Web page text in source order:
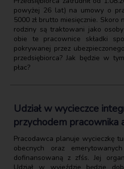
powyżej 26 lat) na umowy o
5000 zł brutto miesięcznie. Skoro
rodziny są traktowani jako
obie te pracownice składki
pokrywanej przez
przedsiębiorca? Jak będzie w
płac?
Udział w wycieczce
przychodem pracownika
Pracodawca planuje wycieczkę
obecnych oraz
dofinansowaną z zfśs. Jej
Udział w wyjeździe będzie